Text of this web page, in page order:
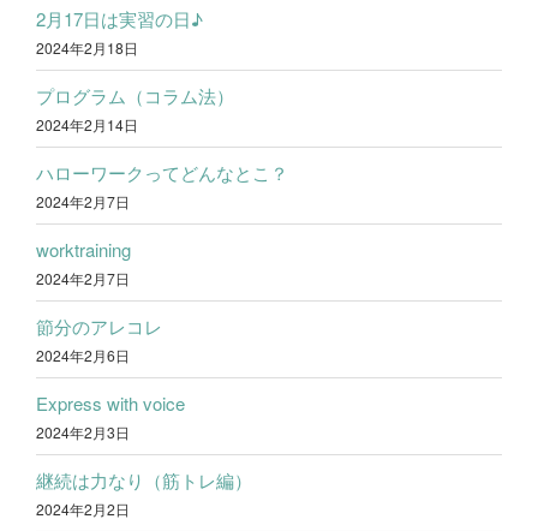
2月17日は実習の日♪
2024年2月18日
プログラム（コラム法）
2024年2月14日
ハローワークってどんなとこ？
2024年2月7日
worktraining
2024年2月7日
節分のアレコレ
2024年2月6日
Express with voice
2024年2月3日
継続は力なり（筋トレ編）
2024年2月2日